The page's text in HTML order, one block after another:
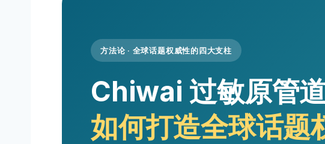
方法论 · 全球话题权威性的四大支柱
Chiwai 过敏原管道
如何打造全球话题